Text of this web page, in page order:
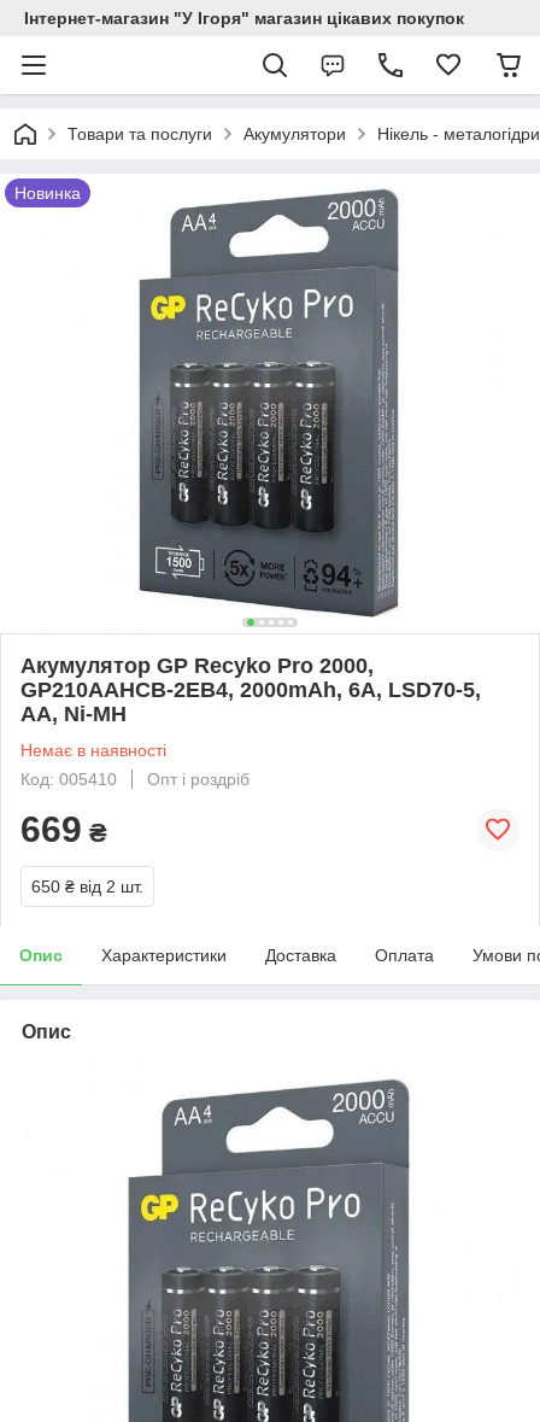
Інтернет-магазин "У Ігоря" магазин цікавих покупок
Товари та послуги Акумулятори Нікель -
Новинка
Акумулятор GP Recyko Pro 2000,
GP210AAHCB-2EB4, 2000mAh, 6A, LSD70-5,
AA, Ni-MH
Немає в наявності
Код: 005410
Опт і роздріб
669 ₴
650 ₴ від 2 шт.
Опис Характеристики Доставка Оплата Умови
Опис